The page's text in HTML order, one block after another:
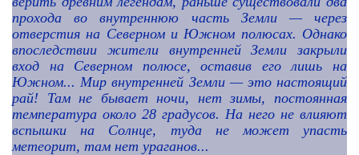
прохода во внутреннюю часть Земли — через
отверстия на Северном и Южном полюсах. Однако
впоследствии жители внутренней Земли закрыли
вход на Северном полюсе, оставив его лишь на
Южном... Мир внутренней Земли — это настоящий
рай! Там не бывает ночи, нет зимы, постоянная
температура около 28 градусов. На него не влияют
вспышки на Солнце, туда не может упасть
метеорит, там нет ураганов...